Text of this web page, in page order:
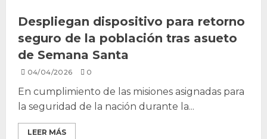
Despliegan dispositivo para retorno
seguro de la población tras asueto
de Semana Santa
04/04/2026 0
En cumplimiento de las misiones asignadas para
la seguridad de la nación durante la...
LEER MÁS